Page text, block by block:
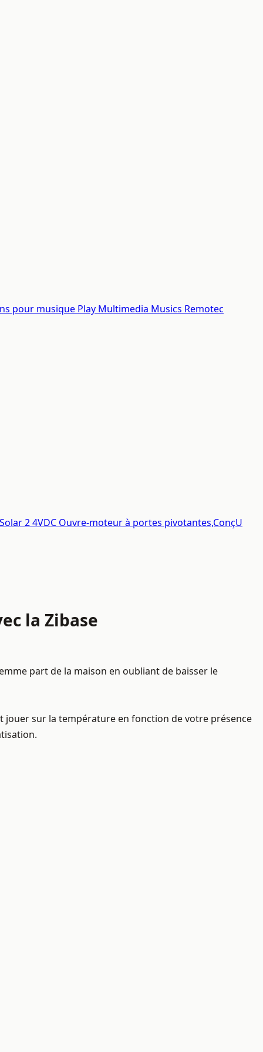
pour musique Play Multimedia Musics Remotec
2 4VDC Ouvre-moteur à portes pivotantes,ConçU
la Zibase
part de la maison en oubliant de baisser le
jouer sur la température en fonction de votre présence